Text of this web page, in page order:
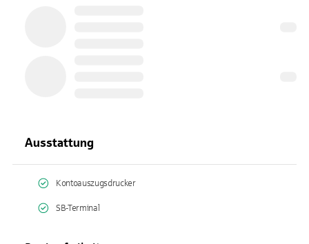
Ausstattung
Kontoauszugsdrucker
SB-Terminal